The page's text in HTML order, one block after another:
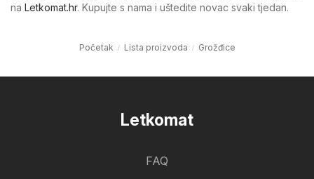
na Letkomat.hr. Kupujte s nama i uštedite novac svaki tjedan.
Početak Lista proizvoda Grožđice
Letkomat
FAQ